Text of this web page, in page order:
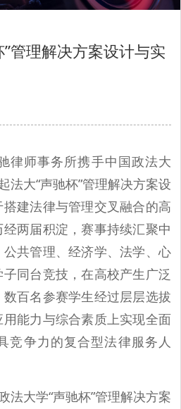
管理解决方案设计与实
师事务所携手中国政法大
法大“声驰杯”管理解决方案设
建法律与管理交叉融合的高
两届积淀，赛事持续汇聚中
共管理、经济学、法学、心
同台竞技，在高校产生广泛
百名参赛学生经过层层选拔
能力与综合素质上实现全面
竞争力的复合型法律服务人
大学“声驰杯”管理解决方案